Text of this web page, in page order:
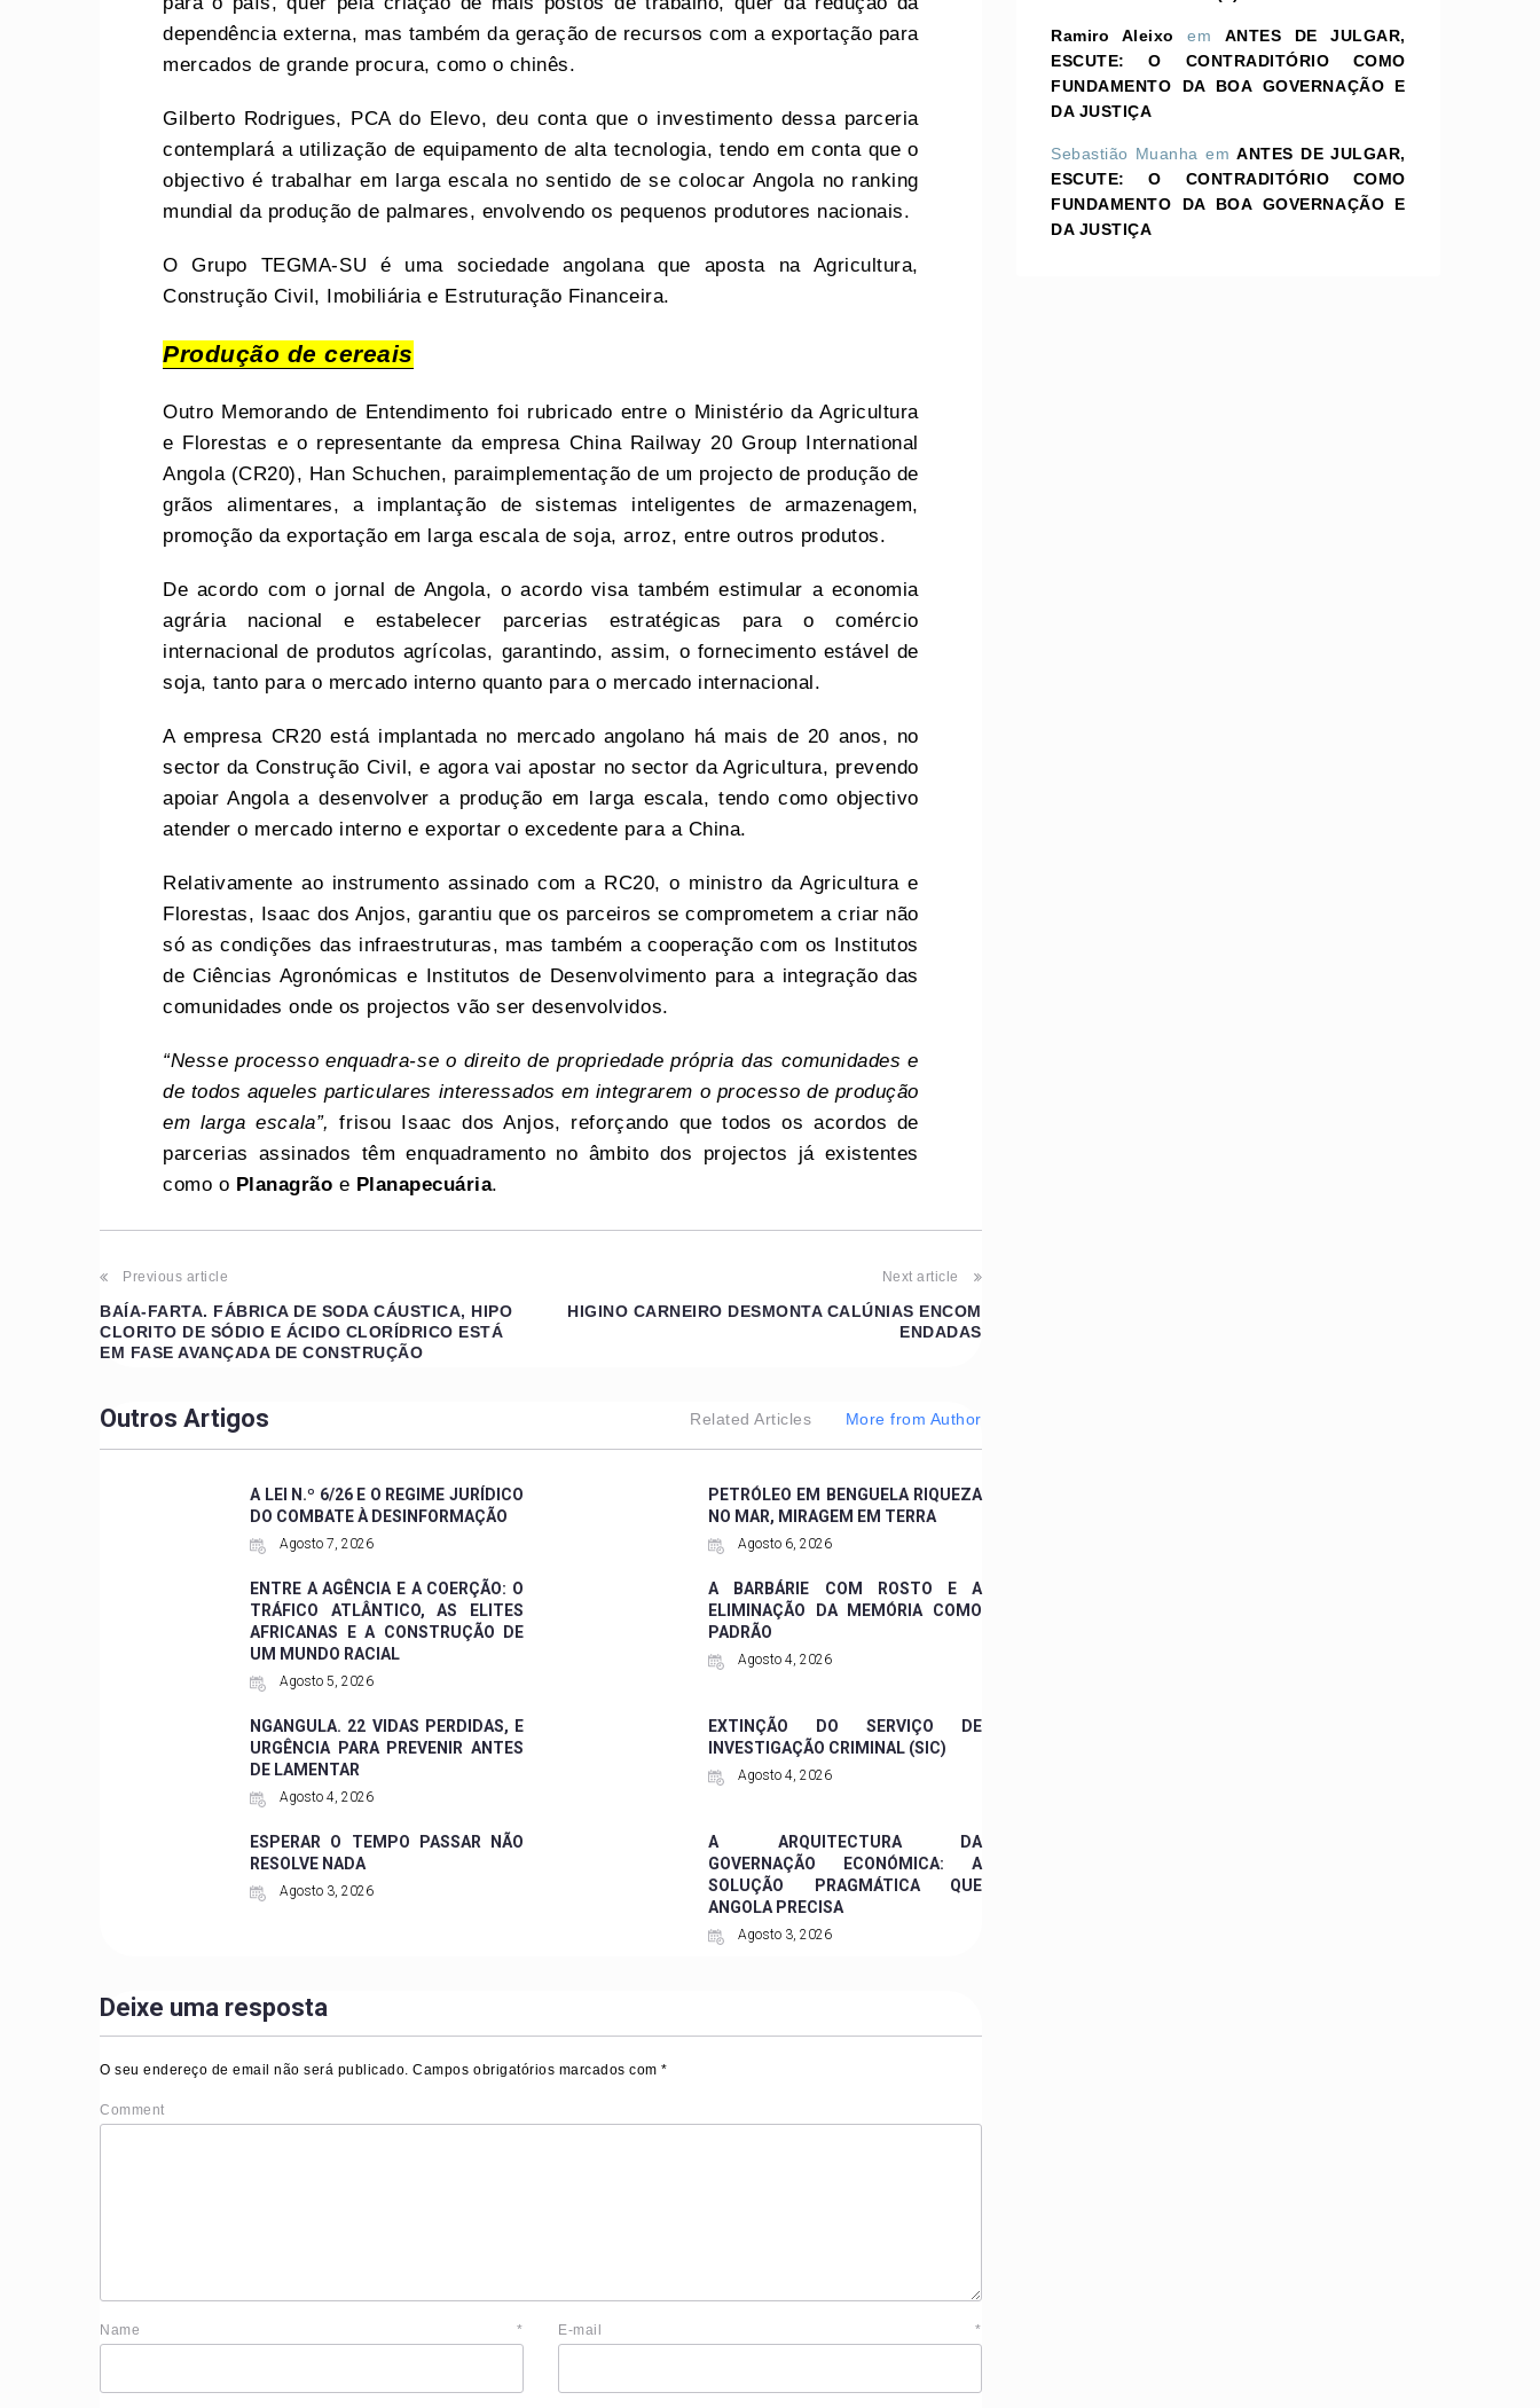
dependência externa, mas também da geração de recursos com a exportação para
mercados de grande procura, como o chinês.
Gilberto Rodrigues, PCA do Elevo, deu conta que o investimento dessa parceria
contemplará a utilização de equipamento de alta tecnologia, tendo em conta que o
objectivo é trabalhar em larga escala no sentido de se colocar Angola no ranking
mundial da produção de palmares, envolvendo os pequenos produtores nacionais.
O Grupo TEGMA-SU é uma sociedade angolana que aposta na Agricultura,
Construção Civil, Imobiliária e Estruturação Financeira.
Produção de cereais
Outro Memorando de Entendimento foi rubricado entre o Ministério da Agricultura
e Florestas e o representante da empresa China Railway 20 Group International
Angola (CR20), Han Schuchen, paraimplementação de um projecto de produção de
grãos alimentares, a implantação de sistemas inteligentes de armazenagem,
promoção da exportação em larga escala de soja, arroz, entre outros produtos.
De acordo com o jornal de Angola, o acordo visa também estimular a economia
agrária nacional e estabelecer parcerias estratégicas para o comércio
internacional de produtos agrícolas, garantindo, assim, o fornecimento estável de
soja, tanto para o mercado interno quanto para o mercado internacional.
A empresa CR20 está implantada no mercado angolano há mais de 20 anos, no
sector da Construção Civil, e agora vai apostar no sector da Agricultura, prevendo
apoiar Angola a desenvolver a produção em larga escala, tendo como objectivo
atender o mercado interno e exportar o excedente para a China.
Relativamente ao instrumento assinado com a RC20, o ministro da Agricultura e
Florestas, Isaac dos Anjos, garantiu que os parceiros se comprometem a criar não
só as condições das infraestruturas, mas também a cooperação com os Institutos
de Ciências Agronómicas e Institutos de Desenvolvimento para a integração das
comunidades onde os projectos vão ser desenvolvidos.
“Nesse processo enquadra-se o direito de propriedade própria das comunidades e
de todos aqueles particulares interessados em integrarem o processo de produção
em larga escala”, frisou Isaac dos Anjos, reforçando que todos os acordos de
parcerias assinados têm enquadramento no âmbito dos projectos já existentes
como o Planagrão e Planapecuária.
Previous article
BAÍA-FARTA. FÁBRICA DE SODA CÁUSTICA, HIPO
CLORITO DE SÓDIO E ÁCIDO CLORÍDRICO ESTÁ
EM FASE AVANÇADA DE CONSTRUÇÃO
Next article
HIGINO CARNEIRO DESMONTA CALÚNIAS ENCOM
ENDADAS
Outros Artigos Related Articles More from Author
A LEI N.º 6/26 E O REGIME JURÍDICO
DO COMBATE À DESINFORMAÇÃO
Agosto 7, 2026
PETRÓLEO EM BENGUELA RIQUEZA
NO MAR, MIRAGEM EM TERRA
Agosto 6, 2026
ENTRE A AGÊNCIA E A COERÇÃO: O
TRÁFICO ATLÂNTICO, AS ELITES
AFRICANAS E A CONSTRUÇÃO DE
UM MUNDO RACIAL
Agosto 5, 2026
A BARBÁRIE COM ROSTO E A
ELIMINAÇÃO DA MEMÓRIA COMO
PADRÃO
Agosto 4, 2026
NGANGULA. 22 VIDAS PERDIDAS, E
URGÊNCIA PARA PREVENIR ANTES
DE LAMENTAR
Agosto 4, 2026
EXTINÇÃO DO SERVIÇO DE
INVESTIGAÇÃO CRIMINAL (SIC)
Agosto 4, 2026
ESPERAR O TEMPO PASSAR NÃO
RESOLVE NADA
Agosto 3, 2026
A ARQUITECTURA DA
GOVERNAÇÃO ECONÓMICA: A
SOLUÇÃO PRAGMÁTICA QUE
ANGOLA PRECISA
Agosto 3, 2026
Deixe uma resposta
O seu endereço de email não será publicado. Campos obrigatórios marcados com*
Comment
Name* E-mail*
Ramiro Aleixo em ANTES DE JULGAR,
ESCUTE: O CONTRADITÓRIO COMO
FUNDAMENTO DA BOA GOVERNAÇÃO E
DA JUSTIÇA
Sebastião Muanha emANTES DE JULGAR,
ESCUTE: O CONTRADITÓRIO COMO
FUNDAMENTO DA BOA GOVERNAÇÃO E
DA JUSTIÇA